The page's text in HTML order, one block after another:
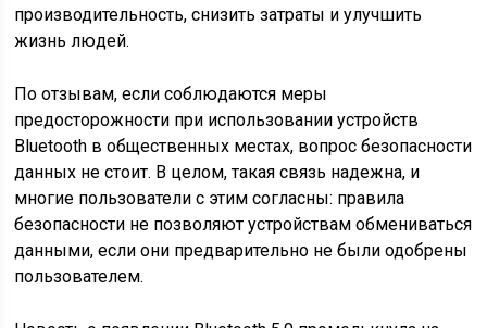
производительность, снизить затраты и улучшить
жизнь людей.
По отзывам, если соблюдаются меры
предосторожности при использовании устройств
Bluetooth в общественных местах, вопрос безопасности
данных не стоит. В целом, такая связь надежна, и
многие пользователи с этим согласны: правила
безопасности не позволяют устройствам обмениваться
данными, если они предварительно не были одобрены
пользователем.